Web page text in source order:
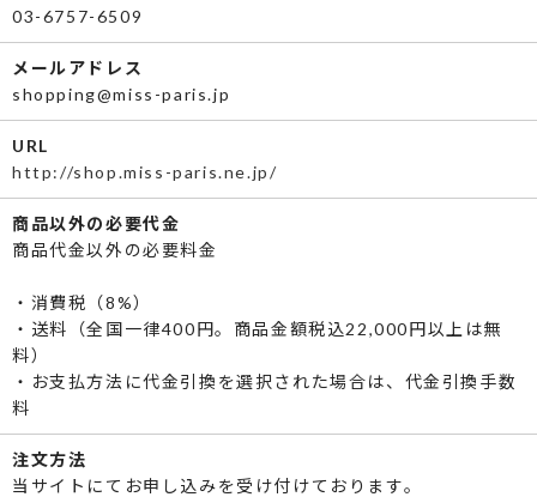
03-6757-6509
メールアドレス
shopping@miss-paris.jp
URL
http://shop.miss-paris.ne.jp/
商品以外の必要代金
商品代金以外の必要料金
・消費税（8%）
・送料（全国一律400円。商品金額税込22,000円以上は無
料）
・お支払方法に代金引換を選択された場合は、代金引換手数
料
注文方法
当サイトにてお申し込みを受け付けております。